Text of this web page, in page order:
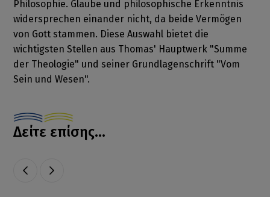
Philosophie. Glaube und philosophische Erkenntnis
widersprechen einander nicht, da beide Vermögen
von Gott stammen. Diese Auswahl bietet die
wichtigsten Stellen aus Thomas' Hauptwerk "Summe
der Theologie" und seiner Grundlagenschrift "Vom
Sein und Wesen".
Δείτε επίσης...